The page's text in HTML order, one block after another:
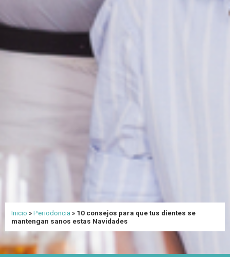
Inicio »Periodoncia » 10 consejos para que tus dientes se
mantengan sanos estas Navidades